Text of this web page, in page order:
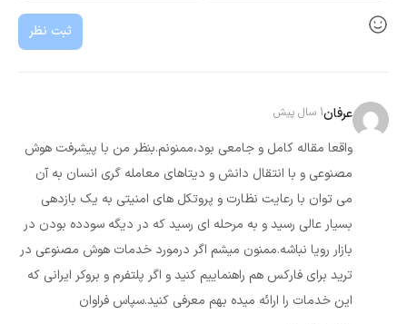
ثبت نظر
عرفان1 سال پیش
واقعا مقاله کامل و جامعی بود،ممنونم.بنظر من با پیشرفت هوش
مصنوعی و با انتقال دانش و دیتاهای معامله گری انسان به آن
می توان با رعایت نظارت و پروتکل های امنیتی به یک بازدهی
بسیار عالی رسید و به مرحله ای رسید که در دیگه سودده بودن در
بازار رویا نباشه.ممنون میشم اگر درمورد خدمات هوش مصنوعی در
ترید برای فارکس هم راهنماییم کنید و اگر پلتفرم و بروکر ایرانی که
این خدمات را ارائه میده بهم معرفی کنید.سپاس فراوان